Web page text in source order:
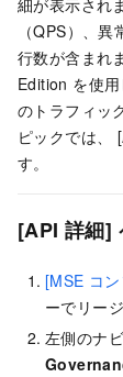
細が表示され
（QPS）、
行数が含まれ
Edition を使
のトラフィッ
ピックでは、
す。
[API 詳細]
[MSE コ
ーでリー
左側のナ